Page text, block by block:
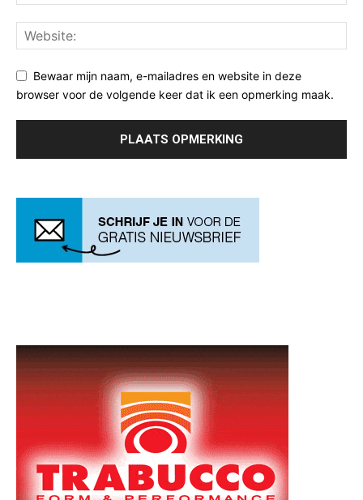
Bewaar mijn naam, e-mailadres en website in deze
browser voor de volgende keer dat ik een opmerking maak.